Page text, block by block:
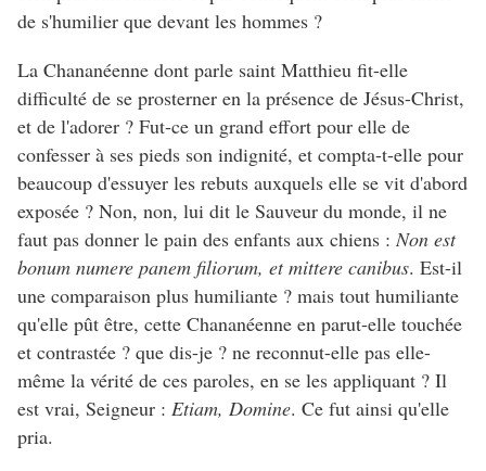
de s'humilier que devant les hommes ?
La Chananéenne dont parle saint Matthieu fit-elle
difficulté de se prosterner en la présence de Jésus-Christ,
et de l'adorer ? Fut-ce un grand effort pour elle de
confesser à ses pieds son indignité, et compta-t-elle pour
beaucoup d'essuyer les rebuts auxquels elle se vit d'abord
exposée ? Non, non, lui dit le Sauveur du monde, il ne
faut pas donner le pain des enfants aux chiens :Non est
bonum numere panem filiorum, et mittere canibus. Est-il
une comparaison plus humiliante ? mais tout humiliante
qu'elle pût être, cette Chananéenne en parut-elle touchée
et contrastée ? que dis-je ? ne reconnut-elle pas elle-
même la vérité de ces paroles, en se les appliquant ? Il
est vrai, Seigneur : Etiam, Domine. Ce fut ainsi qu'elle
pria.